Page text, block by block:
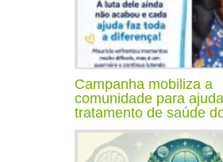
Campanha mobiliza a
comunidade para
tratamento de saúde